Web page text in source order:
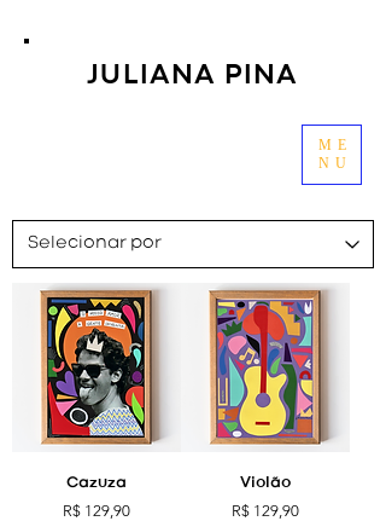
JULIANA PINA
ME
NU
Cazuza
Preço
R$ 129,90
Violão
Preço
R$ 129,90